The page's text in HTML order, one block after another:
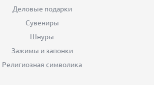
Деловые подарки
Сувениры
Шнуры
Зажимы и запонки
Религиозная символика